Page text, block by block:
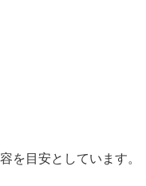
を目安としています。